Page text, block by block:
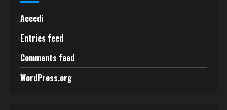
Accedi
Entries feed
Comments feed
WordPress.org